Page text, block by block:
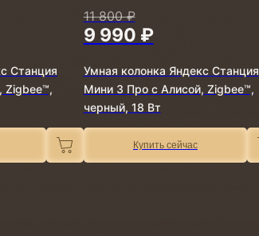
Станция
Zigbee™,
11 800 ₽
9 990 ₽
Умная колонка Яндекс Станция
Мини 3 Про с Алисой, Zigbee™,
черный, 18 Вт
Купить сейчас